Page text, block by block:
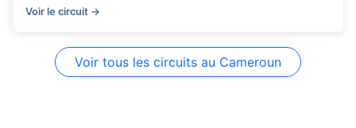
Voir le circuit →
Voir tous les circuits au Cameroun